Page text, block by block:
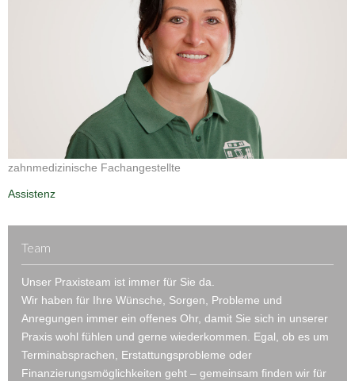
zahnmedizinische Fachangestellte
Assistenz
Team
Unser Praxisteam ist immer für Sie da.
Wir haben für Ihre Wünsche, Sorgen, Probleme und
Anregungen immer ein offenes Ohr, damit Sie sich in unserer
Praxis wohl fühlen und gerne wiederkommen. Egal, ob es um
Terminabsprachen, Erstattungsprobleme oder
Finanzierungsmöglichkeiten geht – gemeinsam finden wir für